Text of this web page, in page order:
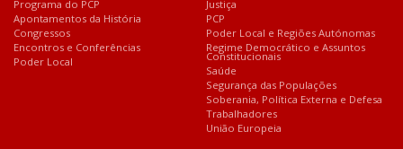
Programa do PCP
Apontamentos da História
Congressos
Encontros e Conferências
Poder Local
Justiça
PCP
Poder Local e Regiões Autónomas
Regime Democrático e Assuntos
Constitucionais
Saúde
Segurança das Populações
Soberania, Política Externa e Defesa
Trabalhadores
União Europeia